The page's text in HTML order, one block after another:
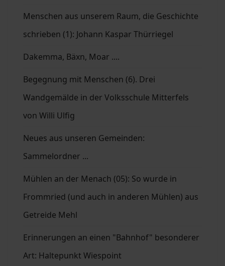
Menschen aus unserem Raum, die Geschichte
schrieben (1): Johann Kaspar Thürriegel
Dakemma, Bäxn, Moar ....
Begegnung mit Menschen (6). Drei
Wandgemälde in der Volksschule Mitterfels
von Willi Ulfig
Neues aus unseren Gemeinden:
Sammelordner ...
Mühlen an der Menach (05): So wurde in
Frommried (und auch in anderen Mühlen) aus
Getreide Mehl
Erinnerungen an einen "Bahnhof" besonderer
Art: Haltepunkt Wiespoint